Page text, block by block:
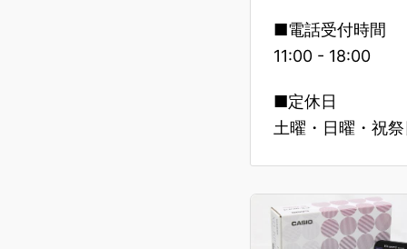
■電話受付時間
11:00 - 18:00
■定休日
土曜・日曜・祝